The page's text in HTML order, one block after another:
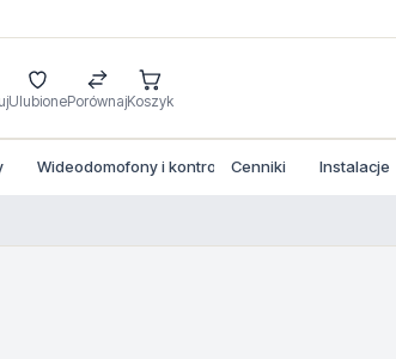
UlubionePorównajKoszyk
Wideodomofony i kontrola dostepu
Cenniki Instalacje